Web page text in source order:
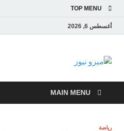
TOP MENU
أغسطس 6, 2026
ميزو نيوز
والاقتصادية
MAIN MENU
رياضة